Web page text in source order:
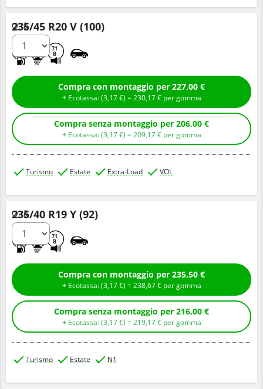
235/45 R20 V (100)
71
B
Q.tà
Compra con montaggio per 227,00 €
+ Ecotassa: (3,17€ ) =230,17€ per gomma
Compra senza montaggio per 206,00 €
+ Ecotassa: (3,17€ ) =209,17€ per gomma
Turismo Estate Extra-Load VOL
235/40 R19 Y (92)
71
B
Q.tà
Compra con montaggio per 235,50 €
+ Ecotassa: (3,17€ ) =238,67€ per gomma
Compra senza montaggio per 216,00 €
+ Ecotassa: (3,17€ ) =219,17€ per gomma
Turismo Estate N1